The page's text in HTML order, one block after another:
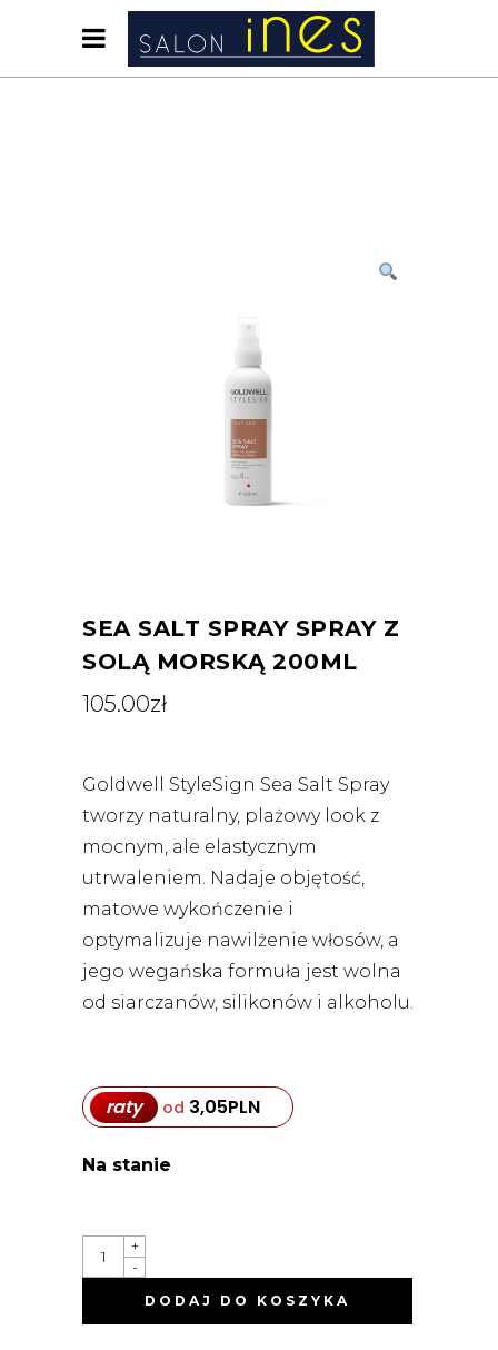
SEA SALT SPRAY SPRAY Z
SOLĄ MORSKĄ 200ML
105.00zł
Goldwell StyleSign Sea Salt Spray
tworzy naturalny, plażowy look z
mocnym, ale elastycznym
utrwaleniem. Nadaje objętość,
matowe wykończenie i
optymalizuje nawilżenie włosów, a
jego wegańska formuła jest wolna
od siarczanów, silikonów i alkoholu.
raty od 3,05PLN
Na stanie
SALT
SPRAY
SOLĄ
-
+
DODAJ DO KOSZYKA